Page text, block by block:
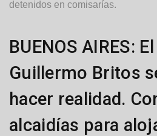
detenidos en comisarías.
Locales
BUENOS AIRES:
Guillermo Britos
hacer realidad.
alcaidías para